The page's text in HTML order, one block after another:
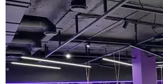
устранению зажимов.
с любым уровнем физической
устранению болей в спине и
и гибкости позвоночника.
55 минут.